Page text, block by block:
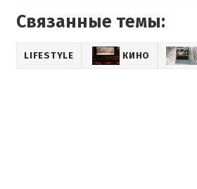
Связанные темы:
LIFESTYLE КИНО